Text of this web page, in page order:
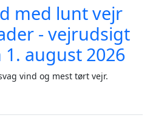
med lunt vejr
- vejrudsigt
august 2026
vind og mest tørt vejr.
med lunt vejr og op til 23